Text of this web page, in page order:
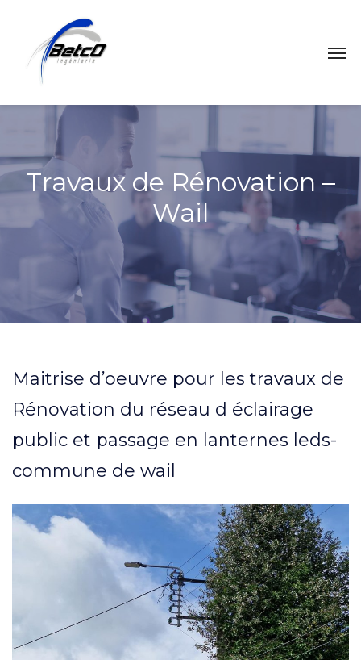
Travaux de Rénovation –
Wail
Maitrise d’oeuvre pour les travaux de
Rénovation du réseau d éclairage
public et passage en lanternes leds-
commune de wail